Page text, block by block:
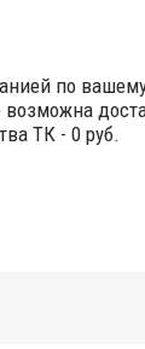
по
ТК - 0 руб.